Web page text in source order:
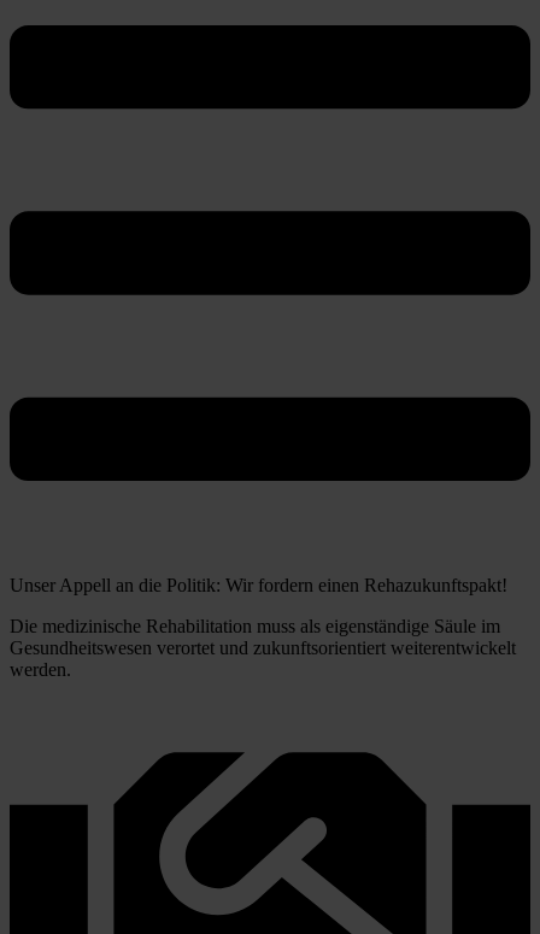
Unser Appell an die Politik: Wir fordern einen Rehazukunftspakt!
Die medizinische Rehabilitation muss als eigenständige Säule im
Gesundheitswesen verortet und zukunftsorientiert weiterentwickelt
werden.